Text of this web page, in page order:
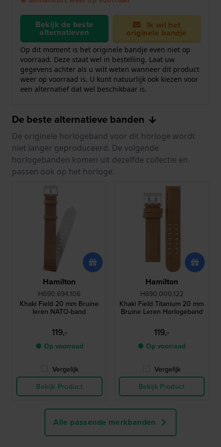
Bekijk de beste
alternatieven
Ik wil het
originele bandje
Op dit moment is het originele bandje even niet op
voorraad. Deze staat wel in bestelling. Laat uw
gegevens achter als u wilt weten wanneer dit product
weer op voorraad is. U kunt natuurlijk ook kiezen voor
een alternatief dat wel beschikbaar is.
De beste alternatieve banden
De originele horlogeband voor dit horloge wordt
niet langer geproduceerd. De volgende
horlogebanden komen uit dezelfde collectie en
passen ook op het horloge.
Hamilton
H690.694.106
Khaki Field 20 mm Bruine
leren NATO-band
119,-
● Op voorraad
Vergelijk
Bekijk Product
Hamilton
H690.000.122
Khaki Field Titanium 20 mm
Bruine Leren Horlogeband
119,-
● Op voorraad
Vergelijk
Bekijk Product
Alle passende merkbanden